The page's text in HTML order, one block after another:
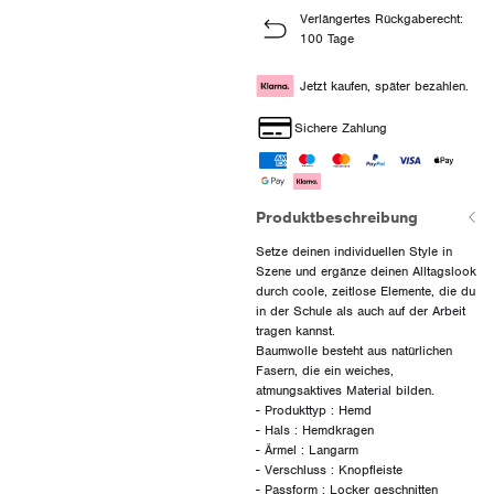
Verlängertes Rückgaberecht:
100 Tage
Jetzt kaufen, später bezahlen.
Sichere Zahlung
Produktbeschreibung
Setze deinen individuellen Style in
Szene und ergänze deinen Alltagslook
durch coole, zeitlose Elemente, die du
in der Schule als auch auf der Arbeit
tragen kannst.
Baumwolle besteht aus natürlichen
Fasern, die ein weiches,
atmungsaktives Material bilden.
- Produkttyp : Hemd
- Hals : Hemdkragen
- Ärmel : Langarm
- Verschluss : Knopfleiste
- Passform : Locker geschnitten